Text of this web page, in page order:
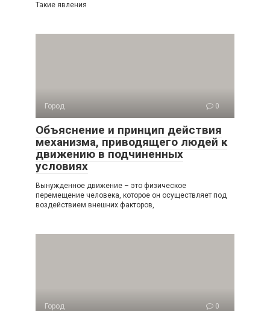
Такие явления
Город 0
Объяснение и принцип действия
механизма, приводящего людей к
движению в подчиненных
условиях
Вынужденное движение – это физическое
перемещение человека, которое он осуществляет под
воздействием внешних факторов,
Город 0